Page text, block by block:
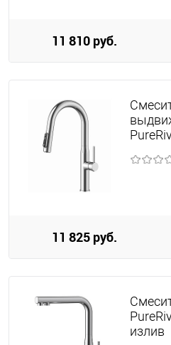
11 810 руб.
11 825 руб.
излив